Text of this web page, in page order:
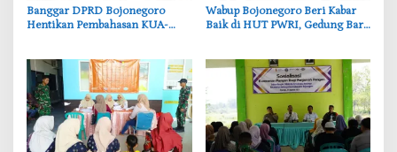
‎Banggar DPRD Bojonegoro
Hentikan Pembahasan KUA-
‎Wabup Bojonegoro Beri Kabar
Baik di HUT PWRI, Gedung Baru